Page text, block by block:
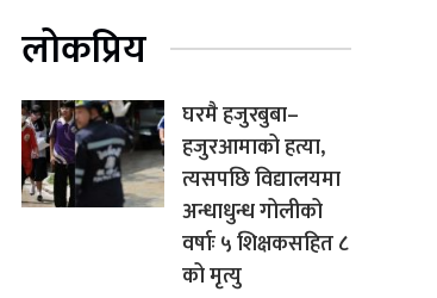
लोकप्रिय
घरमै हजुरबुबा–
हजुरआमाको हत्या,
त्यसपछि विद्यालयमा
अन्धाधुन्ध गोलीको
वर्षाः ५ शिक्षकसहित ८
को मृत्यु